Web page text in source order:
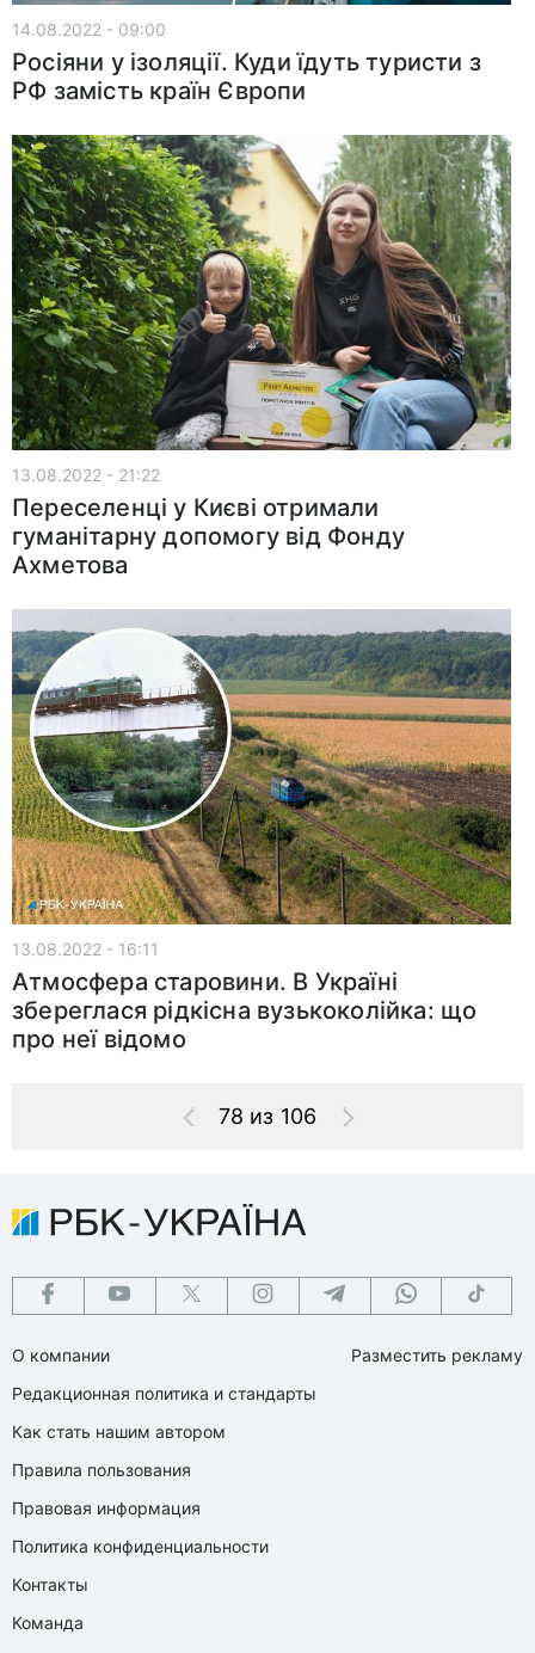
14.08.2022 - 09:00
Росіяни у ізоляції. Куди їдуть туристи з
РФ замість країн Європи
13.08.2022 - 21:22
Переселенці у Києві отримали
гуманітарну допомогу від Фонду
Ахметова
13.08.2022 - 16:11
Атмосфера старовини. В Україні
збереглася рідкісна вузькоколійка: що
про неї відомо
78 из 106
О компании
Редакционная политика и стандарты
Как стать нашим автором
Правила пользования
Правовая информация
Политика конфиденциальности
Контакты
Команда
Разместить рекламу